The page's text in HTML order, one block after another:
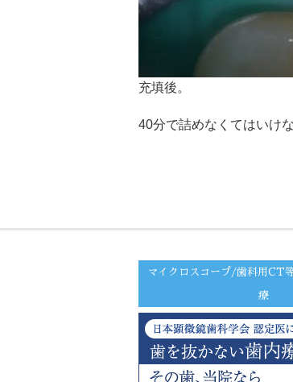
充填後。
40分で詰めなくてはいけ
マイクロスコープ/歯科用CT
療